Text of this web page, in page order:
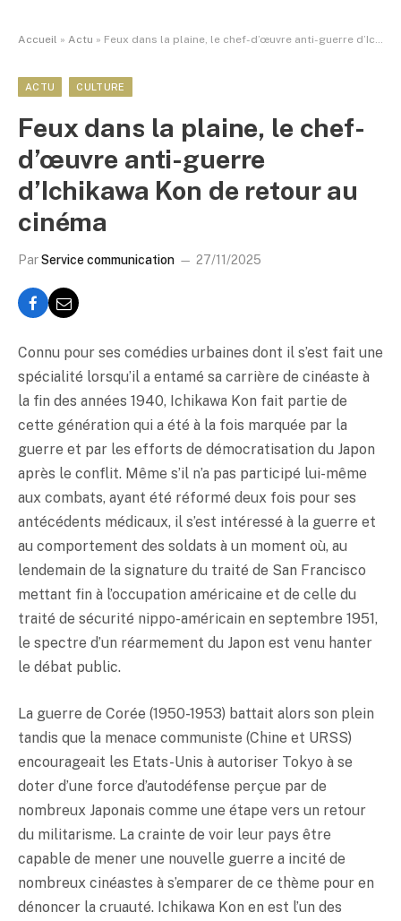
Accueil » Actu » Feux dans la plaine, le chef-d’œuvre anti-guerre d’Ichikawa Kon de retour au cinéma
ACTU CULTURE
Feux dans la plaine, le chef-
d’œuvre anti-guerre
d’Ichikawa Kon de retour au
cinéma
ParService communication 27/11/2025
Connu pour ses comédies urbaines dont il s’est fait une
spécialité lorsqu’il a entamé sa carrière de cinéaste à
la fin des années 1940, Ichikawa Kon fait partie de
cette génération qui a été à la fois marquée par la
guerre et par les efforts de démocratisation du Japon
après le conflit. Même s’il n’a pas participé lui-même
aux combats, ayant été réformé deux fois pour ses
antécédents médicaux, il s’est intéressé à la guerre et
au comportement des soldats à un moment où, au
lendemain de la signature du traité de San Francisco
mettant fin à l’occupation américaine et de celle du
traité de sécurité nippo-américain en septembre 1951,
le spectre d’un réarmement du Japon est venu hanter
le débat public.
La guerre de Corée (1950-1953) battait alors son plein
tandis que la menace communiste (Chine et URSS)
encourageait les Etats-Unis à autoriser Tokyo à se
doter d’une force d’autodéfense perçue par de
nombreux Japonais comme une étape vers un retour
du militarisme. La crainte de voir leur pays être
capable de mener une nouvelle guerre a incité de
nombreux cinéastes à s’emparer de ce thème pour en
dénoncer la cruauté. Ichikawa Kon en est l’un des